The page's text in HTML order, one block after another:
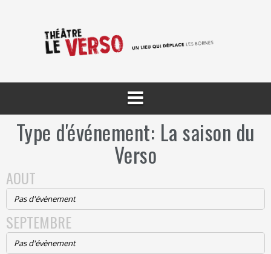
Type d'événement: La saison du
Verso
AOUT
Pas d'évènement
SEPTEMBRE
Pas d'évènement